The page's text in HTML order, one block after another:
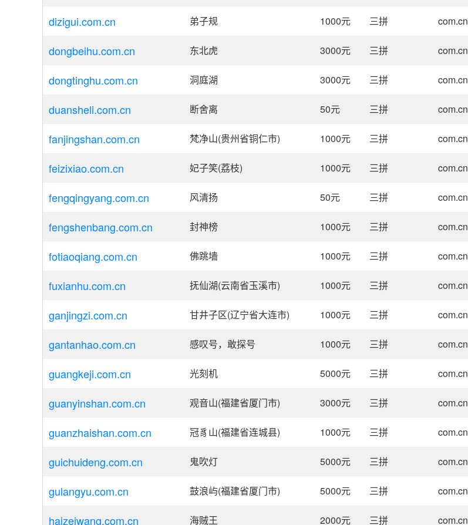
dizigui.com.cn 弟子规 1000元 三拼 com.cn
dongbeihu.com.cn 东北虎 3000元 三拼 com.cn
dongtinghu.com.cn 洞庭湖 3000元 三拼 com.cn
duansheli.com.cn 断舍离 50元 三拼 com.cn
fanjingshan.com.cn 梵净山(贵州省铜仁市) 1000元 三拼 com.cn
feizixiao.com.cn 妃子笑(荔枝) 1000元 三拼 com.cn
fengqingyang.com.cn 风清扬 50元 三拼 com.cn
fengshenbang.com.cn 封神榜 1000元 三拼 com.cn
fotiaoqiang.com.cn 佛跳墙 1000元 三拼 com.cn
fuxianhu.com.cn 抚仙湖(云南省玉溪市) 1000元 三拼 com.cn
ganjingzi.com.cn 甘井子区(辽宁省大连市) 1000元 三拼 com.cn
gantanhao.com.cn 感叹号，敢探号 1000元 三拼 com.cn
guangkeji.com.cn 光刻机 5000元 三拼 com.cn
guanyinshan.com.cn 观音山(福建省厦门市) 3000元 三拼 com.cn
guanzhaishan.com.cn 冠豸山(福建省连城县) 1000元 三拼 com.cn
guichuideng.com.cn 鬼吹灯 5000元 三拼 com.cn
gulangyu.com.cn 鼓浪屿(福建省厦门市) 5000元 三拼 com.cn
haizeiwang.com.cn 海贼王 2000元 三拼 com.cn